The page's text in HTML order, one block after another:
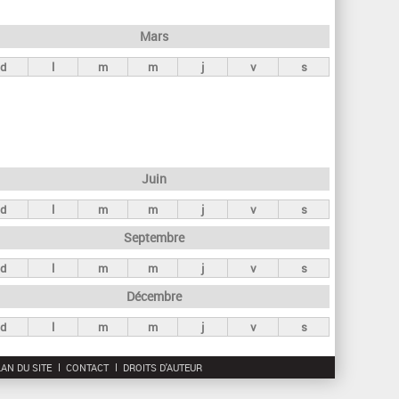
r
c
Mars
d l m m j v s
Juin
d l m m j v s
Septembre
d l m m j v s
Décembre
d l m m j v s
DU SITE CONTACT DROITS D'AUTEUR